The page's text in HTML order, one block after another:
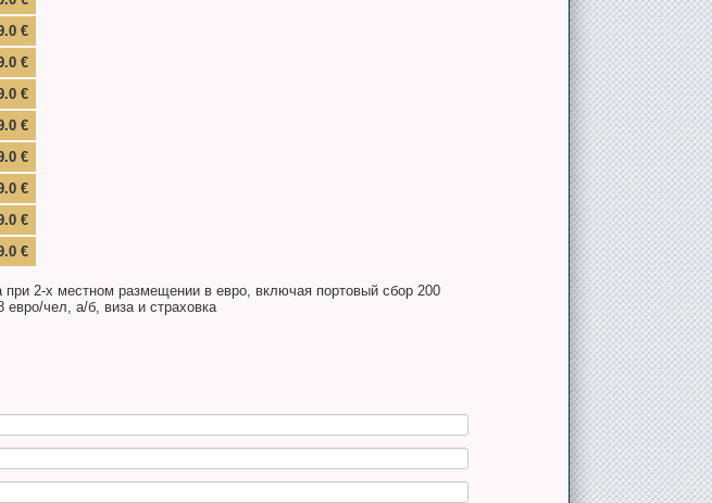
€
€
€
€
€
€
€
€
при 2-х местном размещении в евро, включая портовый сбор 200
чел, а/б, виза и страховка